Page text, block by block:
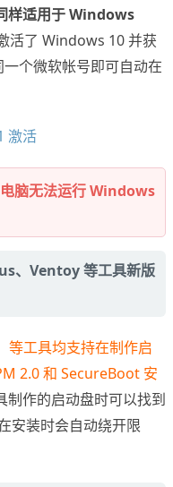
样适用于 Windows
活了 Windows 10 并获
个微软帐号即可自动在
脑无法运行 Windows
、Ventoy 等工具新版
等工具均支持在制作启
2.0 和 SecureBoot 安
制作的启动盘时可以找到
安装时会自动绕开限